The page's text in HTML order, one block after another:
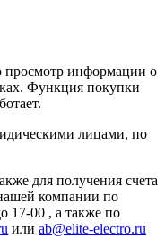
просмотр информации о
Функция покупки
лицами, по
для получения счета
компании по
17-00 , а также по
или ab@elite-electro.ru